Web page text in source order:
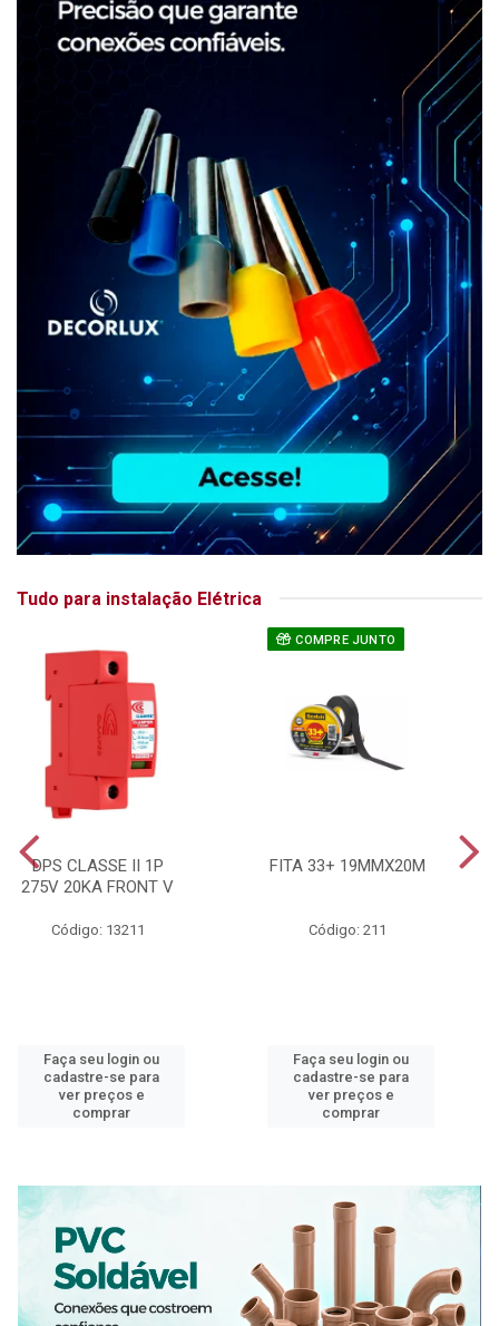
Tudo para instalação Elétrica
DPS CLASSE II 1P
275V 20KA FRONT V
Código: 13211
Faça seu login ou
cadastre-se para
ver preços e
comprar
COMPRE JUNTO
FITA 33+ 19MMX20M
Código: 211
Faça seu login ou
cadastre-se para
ver preços e
comprar